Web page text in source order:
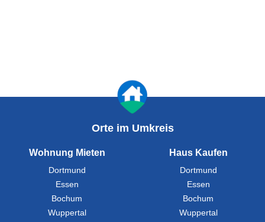
Orte im Umkreis
Wohnung Mieten
Dortmund
Essen
Bochum
Wuppertal
Haus Kaufen
Dortmund
Essen
Bochum
Wuppertal